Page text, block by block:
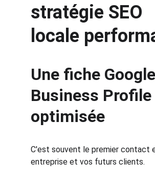
stratégie SEO
locale
Une fiche Google
Business Profile
optimisée
C'est souvent le premier contact
entreprise et vos futurs clients.